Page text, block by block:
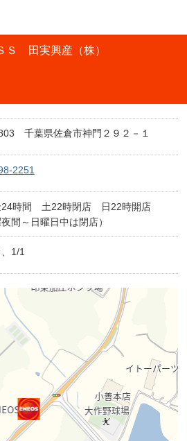
Ｓ 田実興産（株）
千葉県佐倉市神門２９２－１
2251
24時間 土22時閉店 日22時開店
夜間～日曜日中は閉店）
1/1